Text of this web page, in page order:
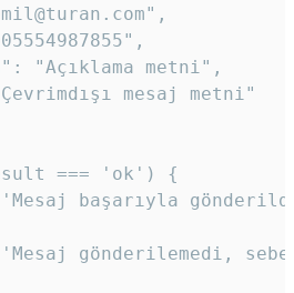
"Açıklama metni",
mesaj metni"
=== 'ok') {
başarıyla
gönderilemedi,